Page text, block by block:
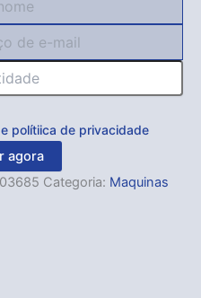
e polítiica de privacidade
agora
Categoria: Maquinas